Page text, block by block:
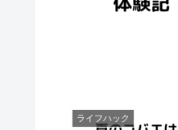
ライフハック